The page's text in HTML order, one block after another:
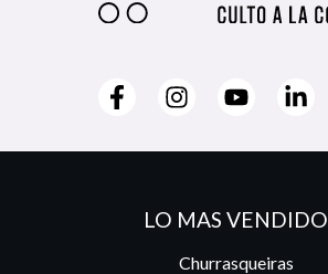
LO MAS VENDIDO
Churrasqueiras